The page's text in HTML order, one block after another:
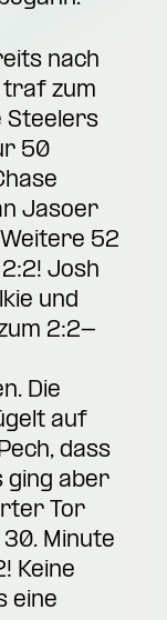
nach
traf zum
Steelers
50
Jasoer
52
Josh
und
2:2-
Die
auf
dass
ging aber
Tor
Minute
Keine
eine